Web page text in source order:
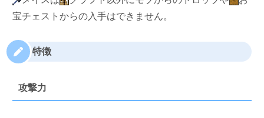
宝チェストからの入手はできません。
特徴
攻撃力